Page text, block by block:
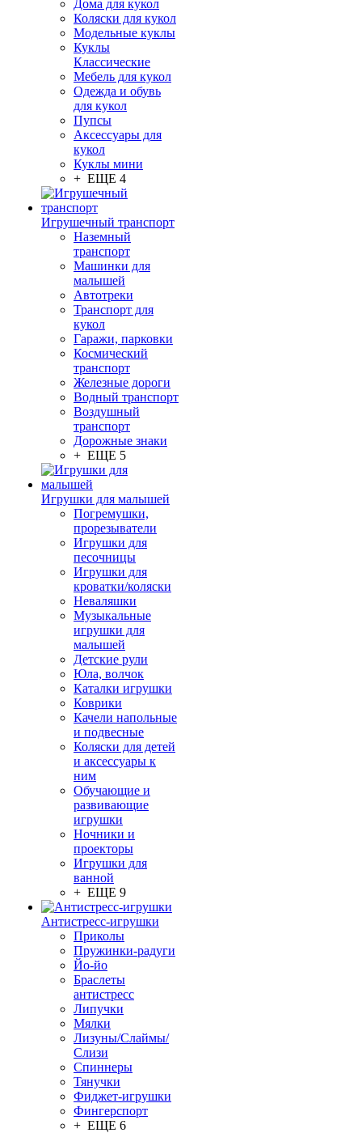
Дома для кукол
Коляски для кукол
Модельные куклы
Куклы
Классические
Мебель для кукол
Одежда и обувь
для кукол
Пупсы
Аксессуары для
кукол
Куклы мини
+ ЕЩЕ 4
Игрушечный транспорт
Наземный
транспорт
Машинки для
малышей
Автотреки
Транспорт для
кукол
Гаражи, парковки
Космический
транспорт
Железные дороги
Водный транспорт
Воздушный
транспорт
Дорожные знаки
+ ЕЩЕ 5
Игрушки для малышей
Погремушки,
прорезыватели
Игрушки для
песочницы
Игрушки для
кроватки/коляски
Неваляшки
Музыкальные
игрушки для
малышей
Детские рули
Юла, волчок
Каталки игрушки
Коврики
Качели напольные
и подвесные
Коляски для детей
и аксессуары к
ним
Обучающие и
развивающие
игрушки
Ночники и
проекторы
Игрушки для
ванной
+ ЕЩЕ 9
Антистресс-игрушки
Приколы
Пружинки-радуги
Йо-йо
Браслеты
антистресс
Липучки
Мялки
Лизуны/Слаймы/
Слизи
Спиннеры
Тянучки
Фиджет-игрушки
Фингерспорт
+ ЕЩЕ 6